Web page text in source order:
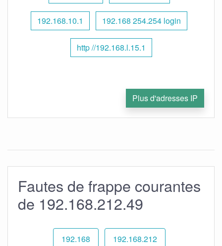
192.168.10.1 192.168 254.254 login
http //192.168.l.15.1
Plus d'adresses IP
Fautes de frappe courantes
de 192.168.212.49
192.168 192.168.212